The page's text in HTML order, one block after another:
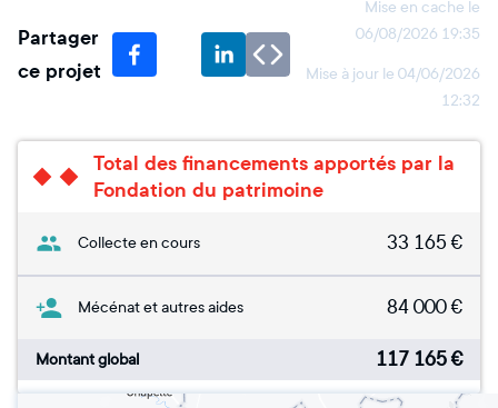
Partager
ce projet
Mise en cache le
06/08/2026 19:35
Mise à jour le 04/06/2026
12:32
Total des financements apportés par la
Fondation du patrimoine
Collecte en cours 33 165 €
Mécénat et autres aides 84 000€
Montant global 117 165€